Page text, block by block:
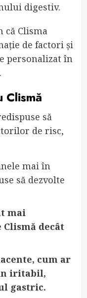
digestiv.
că Clisma
de factori și
personalizat în
Clismă
să
de risc,
mai în
să dezvolte
mai
Clismă decât
, cum ar
iritabil,
gastric.